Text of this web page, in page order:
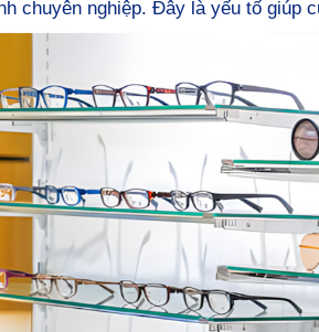
chuyên nghiệp. Đây là yếu tố giúp